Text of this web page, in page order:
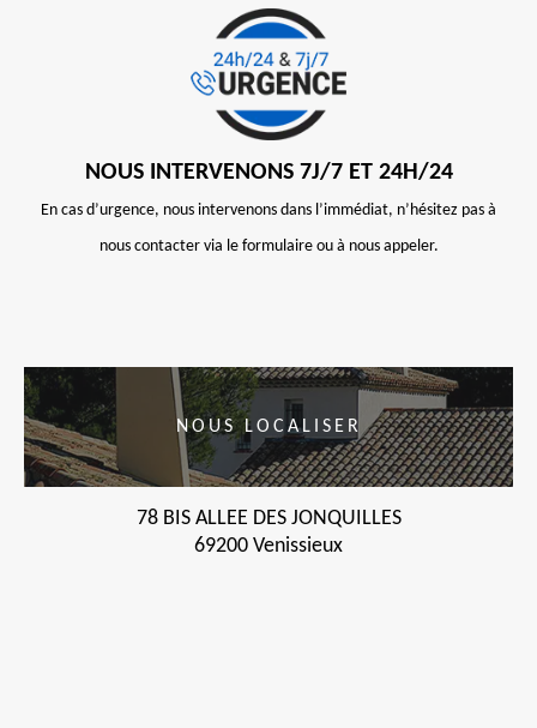
NOUS INTERVENONS 7J/7 ET 24H/24
En cas d’urgence, nous intervenons dans l’immédiat, n’hésitez pas à
nous contacter via le formulaire ou à nous appeler.
NOUS LOCALISER
78 BIS ALLEE DES JONQUILLES
69200 Venissieux